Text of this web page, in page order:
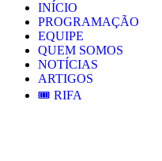
INÍCIO
PROGRAMAÇÃO
EQUIPE
QUEM SOMOS
NOTÍCIAS
ARTIGOS
🎟️ RIFA